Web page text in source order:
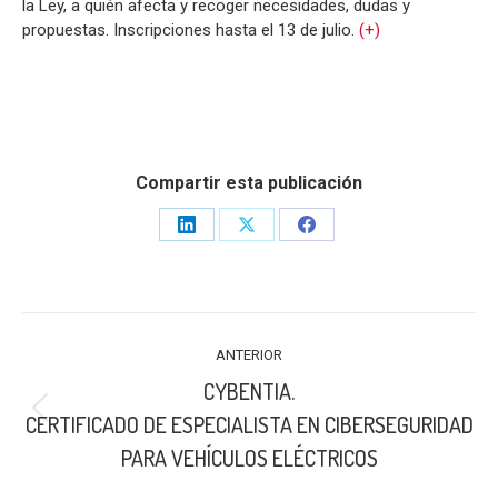
la Ley, a quién afecta y recoger necesidades, dudas y
propuestas. Inscripciones hasta el 13 de julio. (+)
Compartir esta publicación
Share
Share
Share
PUBLICACIONES
ANTERIOR
Publicación
anterior:
CYBENTIA.
CERTIFICADO DE ESPECIALISTA EN CIBERSEGURIDAD
PARA VEHÍCULOS ELÉCTRICOS